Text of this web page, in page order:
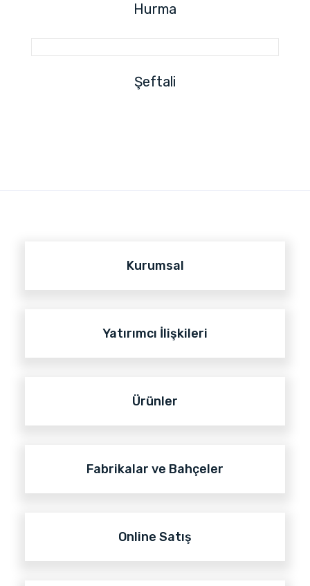
Hurma
Şeftali
Kurumsal
Yatırımcı İlişkileri
Ürünler
Fabrikalar ve Bahçeler
Online Satış